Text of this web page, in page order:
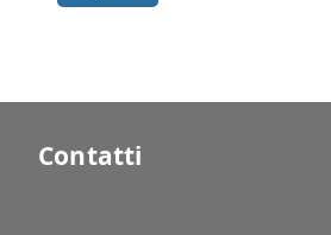
Contatti